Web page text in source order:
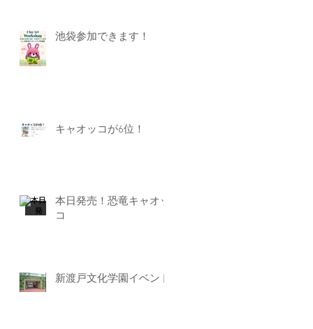
池袋参加できます！
キャオッコが6位！
本日発売！恐竜キャオッ
コ
新渡戸文化学園イベント